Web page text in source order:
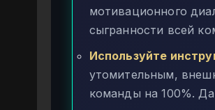
мотивационного
сыгранности всей
Используйте
утомительным,
команды на 100%.